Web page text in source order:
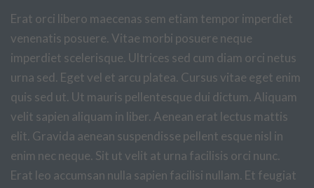
Erat orci libero maecenas sem etiam tempor imperdiet
venenatis posuere. Vitae morbi posuere neque
imperdiet scelerisque. Ultrices sed cum diam orci netus
urna sed. Eget vel et arcu platea. Cursus vitae eget enim
quis sed ut. Ut mauris pellentesque dui dictum. Aliquam
velit sapien aliquam in liber. Aenean erat lectus mattis
elit. Gravida aenean suspendisse pellent esque nisl in
enim nec neque. Sit ut velit at urna facilisis orci nunc.
Erat leo accumsan nulla sapien facilisi nullam. Et feugiat